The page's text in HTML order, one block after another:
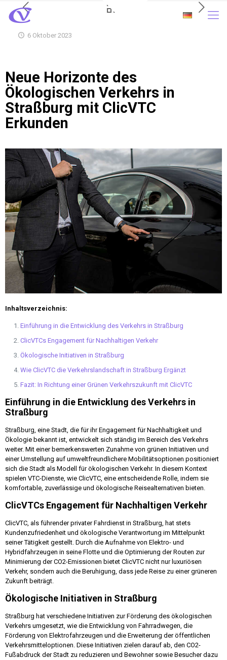
6 Oktober 2023
Neue Horizonte des
Ökologischen Verkehrs in
Straßburg mit ClicVTC
Erkunden
Inhaltsverzeichnis:
Einführung in die Entwicklung des Verkehrs in Straßburg
ClicVTCs Engagement für Nachhaltigen Verkehr
Ökologische Initiativen in Straßburg
Wie ClicVTC die Verkehrslandschaft in Straßburg Ergänzt
Fazit: In Richtung einer Grünen Verkehrszukunft mit ClicVTC
Einführung in die Entwicklung des Verkehrs in
Straßburg
Straßburg, eine Stadt, die für ihr Engagement für Nachhaltigkeit und
Ökologie bekannt ist, entwickelt sich ständig im Bereich des Verkehrs
weiter. Mit einer bemerkenswerten Zunahme von grünen Initiativen und
einer Umstellung auf umweltfreundlichere Mobilitätsoptionen positioniert
sich die Stadt als Modell für ökologischen Verkehr. In diesem Kontext
spielen VTC-Dienste, wie ClicVTC, eine entscheidende Rolle, indem sie
komfortable, zuverlässige und ökologische Reisealternativen bieten.
ClicVTCs Engagement für Nachhaltigen Verkehr
ClicVTC, als führender privater Fahrdienst in Straßburg, hat stets
Kundenzufriedenheit und ökologische Verantwortung im Mittelpunkt
seiner Tätigkeit gestellt. Durch die Aufnahme von Elektro- und
Hybridfahrzeugen in seine Flotte und die Optimierung der Routen zur
Minimierung der CO2-Emissionen bietet ClicVTC nicht nur luxuriösen
Verkehr, sondern auch die Beruhigung, dass jede Reise zu einer grüneren
Zukunft beiträgt.
Ökologische Initiativen in Straßburg
Straßburg hat verschiedene Initiativen zur Förderung des ökologischen
Verkehrs umgesetzt, wie die Entwicklung von Fahrradwegen, die
Förderung von Elektrofahrzeugen und die Erweiterung der öffentlichen
Verkehrsmitteloptionen. Diese Initiativen zielen darauf ab, den CO2-
Fußabdruck der Stadt zu reduzieren und Bewohner sowie Besucher dazu